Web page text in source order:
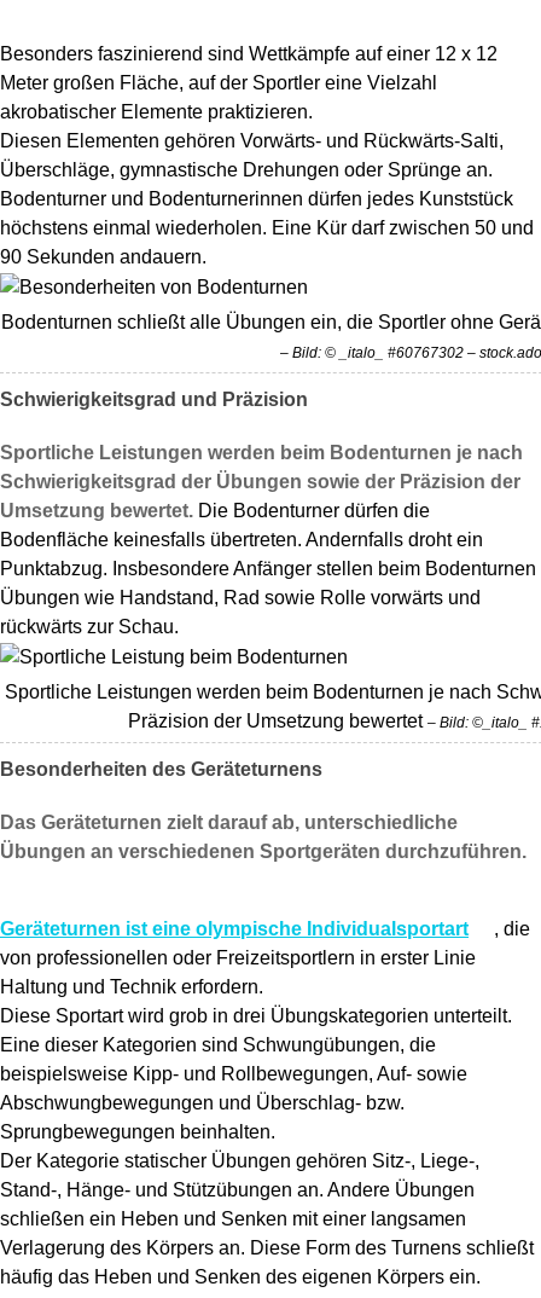
Besonders faszinierend sind Wettkämpfe auf einer 12 x 12
Meter großen Fläche, auf der Sportler eine Vielzahl
akrobatischer Elemente praktizieren.
Diesen Elementen gehören Vorwärts- und Rückwärts-Salti,
Überschläge, gymnastische Drehungen oder Sprünge an.
Bodenturner und Bodenturnerinnen dürfen jedes Kunststück
höchstens einmal wiederholen. Eine Kür darf zwischen 50 und
90 Sekunden andauern.
Bodenturnen schließt alle Übungen ein, die Sportler ohne
– Bild: © _italo_ #60767302 –
Schwierigkeitsgrad und Präzision
Sportliche Leistungen werden beim Bodenturnen je nach
Schwierigkeitsgrad der Übungen sowie der Präzision der
Umsetzung bewertet. Die Bodenturner dürfen die
Bodenfläche keinesfalls übertreten. Andernfalls droht ein
Punktabzug. Insbesondere Anfänger stellen beim Bodenturnen
Übungen wie Handstand, Rad sowie Rolle vorwärts und
rückwärts zur Schau.
Sportliche Leistungen werden beim Bodenturnen je nach
Präzision der Umsetzung bewertet – Bild: ©_italo_
Besonderheiten des Geräteturnens
Das Geräteturnen zielt darauf ab, unterschiedliche
Übungen an verschiedenen Sportgeräten durchzuführen.
Geräteturnen ist eine olympische Individualsportart
, die
von professionellen oder Freizeitsportlern in erster Linie
Haltung und Technik erfordern.
Diese Sportart wird grob in drei Übungskategorien unterteilt.
Eine dieser Kategorien sind Schwungübungen, die
beispielsweise Kipp- und Rollbewegungen, Auf- sowie
Abschwungbewegungen und Überschlag- bzw.
Sprungbewegungen beinhalten.
Der Kategorie statischer Übungen gehören Sitz-, Liege-,
Stand-, Hänge- und Stützübungen an. Andere Übungen
schließen ein Heben und Senken mit einer langsamen
Verlagerung des Körpers an. Diese Form des Turnens schließt
häufig das Heben und Senken des eigenen Körpers ein.